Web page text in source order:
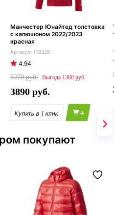
Манчестер Юнайтед толстовка
с капюшоном 2022/2023
красная
118329
4.94
5270
1380
3890
+
покупают